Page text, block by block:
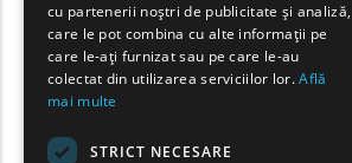
GERMAN
ROMANIAN
cu partenerii noștri de publicitate și analiză,
care le pot combina cu alte informații pe
care le-ați furnizat sau pe care le-au
colectat din utilizarea serviciilor lor.Află
mai multe
STRICT NECESARE